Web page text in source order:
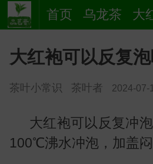
首页 乌龙茶 大
大红袍可以反复
茶叶小常识 茶叶者 2024-07-
大红袍可以反复冲
100℃沸水冲泡，加盖